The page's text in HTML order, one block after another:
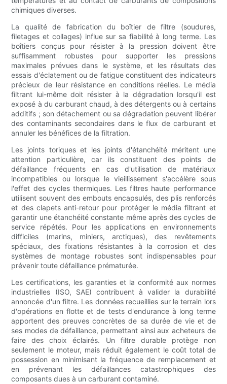
chimiques diverses.
La qualité de fabrication du boîtier de filtre (soudures,
filetages et collages) influe sur sa fiabilité à long terme. Les
boîtiers conçus pour résister à la pression doivent être
suffisamment robustes pour supporter les pressions
maximales prévues dans le système, et les résultats des
essais d'éclatement ou de fatigue constituent des indicateurs
précieux de leur résistance en conditions réelles. Le média
filtrant lui-même doit résister à la dégradation lorsqu'il est
exposé à du carburant chaud, à des détergents ou à certains
additifs ; son détachement ou sa dégradation peuvent libérer
des contaminants secondaires dans le flux de carburant et
annuler les bénéfices de la filtration.
Les joints toriques et les joints d'étanchéité méritent une
attention particulière, car ils constituent des points de
défaillance fréquents en cas d'utilisation de matériaux
incompatibles ou lorsque le vieillissement s'accélère sous
l'effet des cycles thermiques. Les filtres haute performance
utilisent souvent des embouts encapsulés, des plis renforcés
et des clapets anti-retour pour protéger le média filtrant et
garantir une étanchéité constante même après des cycles de
service répétés. Pour les applications en environnements
difficiles (marins, miniers, arctiques), des revêtements
spéciaux, des fixations résistantes à la corrosion et des
systèmes de montage robustes sont indispensables pour
prévenir toute défaillance prématurée.
Les certifications, les garanties et la conformité aux normes
industrielles (ISO, SAE) contribuent à valider la durabilité
annoncée d'un filtre. Les données recueillies sur le terrain lors
d'opérations en flotte et de tests d'endurance à long terme
apportent des preuves concrètes de sa durée de vie et de
ses modes de défaillance, permettant ainsi aux acheteurs de
faire des choix éclairés. Un filtre durable protège non
seulement le moteur, mais réduit également le coût total de
possession en minimisant la fréquence de remplacement et
en prévenant les défaillances catastrophiques des
composants dues à un carburant contaminé.